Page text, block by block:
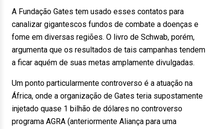
A Fundação Gates tem usado esses contatos para
canalizar gigantescos fundos de combate a doenças e
fome em diversas regiões. O livro de Schwab, porém,
argumenta que os resultados de tais campanhas tendem
a ficar aquém de suas metas amplamente divulgadas.
Um ponto particularmente controverso é a atuação na
África, onde a organização de Gates teria supostamente
injetado quase 1 bilhão de dólares no controverso
programa AGRA (anteriormente Aliança para uma